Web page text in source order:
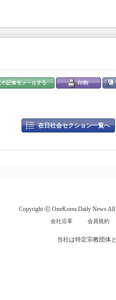
在日社会セクション一覧へ
Copyright ⓒ OneKorea Daily News All
会社沿革 会員規約
当社は特定宗教団体